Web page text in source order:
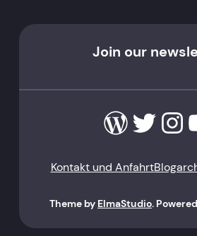
Join our
Twitter
Kontakt und Anfahrt
Theme by ElmaStudio.